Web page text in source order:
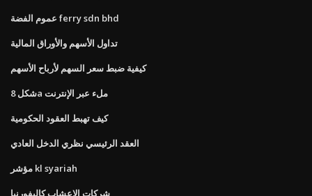
عموم الفضة ferry sdn bhd
تداول الأسهم والأوراق المالية
كيفية ضبط سعر السهم لأرباح الأسهم
شكل 8a ملء عبر الإنترنت
كيف تهبط العقود الحكومية
العقد الرئيسي نظري الدخل العادي
مؤشر kl syariah
شركات الاعشاب كاليفورنيا